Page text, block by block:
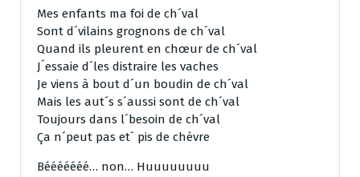
Mes enfants ma foi de ch´val
Sont d´vilains grognons de ch´val
Quand ils pleurent en chœur de ch´val
J´essaie d´les distraire les vaches
Je viens à bout d´un boudin de ch´val
Mais les aut´s s´aussi sont de ch´val
Toujours dans l´besoin de ch´val
Ça n´peut pas et´ pis de chèvre
Bééééééé… non… Huuuuuuuu